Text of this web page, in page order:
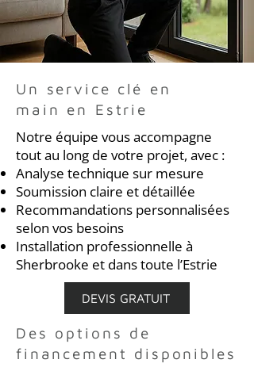
Un service clé en
main en Estrie
Notre équipe vous accompagne
tout au long de votre projet, avec :
Analyse technique sur mesure
Soumission claire et détaillée
Recommandations personnalisées
selon vos besoins
Installation professionnelle à
Sherbrooke et dans toute l’Estrie
DEVIS GRATUIT
Des options de
financement disponibles